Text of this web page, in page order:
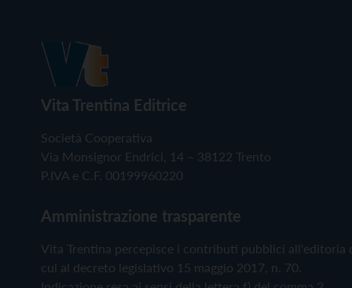
Vita Trentina Editrice
Società Cooperativa
Via Monsignor Endrici, 14 – 38122 Trento
P.IVA e C.F. 00199960220
Amministrazione trasparente
Vita Trentina percepisce i contributi pubblici all'editoria
cui al decreto legislativo 15 maggio 2017, n. 70.